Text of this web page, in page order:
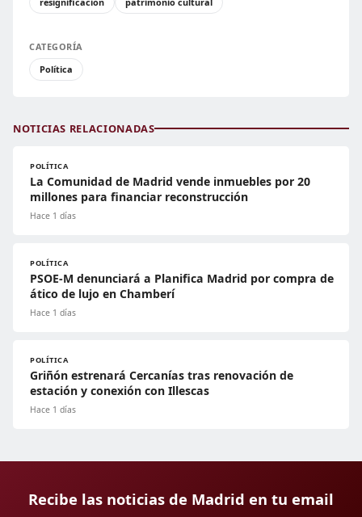
CATEGORÍA
Política
NOTICIAS RELACIONADAS
POLÍTICA
La Comunidad de Madrid vende inmuebles por 20
millones para financiar reconstrucción
Hace 1 días
POLÍTICA
PSOE-M denunciará a Planifica Madrid por compra de
ático de lujo en Chamberí
Hace 1 días
POLÍTICA
Griñón estrenará Cercanías tras renovación de
estación y conexión con Illescas
Hace 1 días
Recibe las noticias de Madrid en tu email